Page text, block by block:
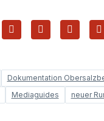
Dokumentation
Mediaguides neuer